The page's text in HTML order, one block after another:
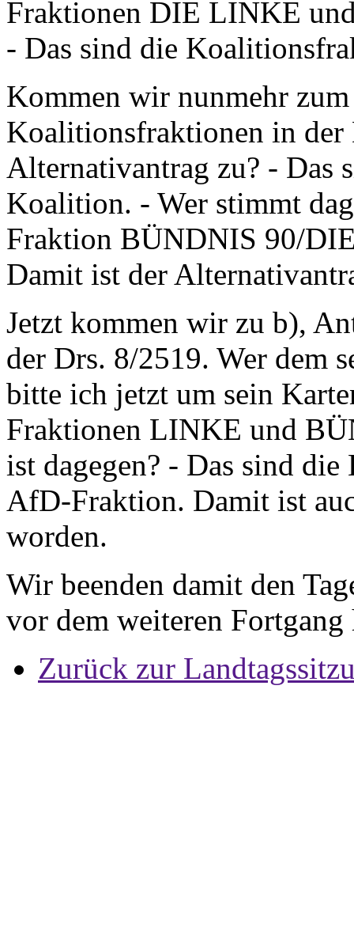
Fraktionen DIE LINKE
- Das sind die
Kommen wir nunmehr
Koalitionsfraktionen in der
Alternativantrag zu? - Das
Koalition. - Wer stimmt
Fraktion BÜNDNIS 90/
Damit ist der
Jetzt kommen wir zu b),
der Drs. 8/2519. Wer dem
bitte ich jetzt um sein
Fraktionen LINKE und
ist dagegen? - Das sind
AfD-Fraktion. Damit ist
worden.
Wir beenden damit den
vor dem weiteren
Zurück zur